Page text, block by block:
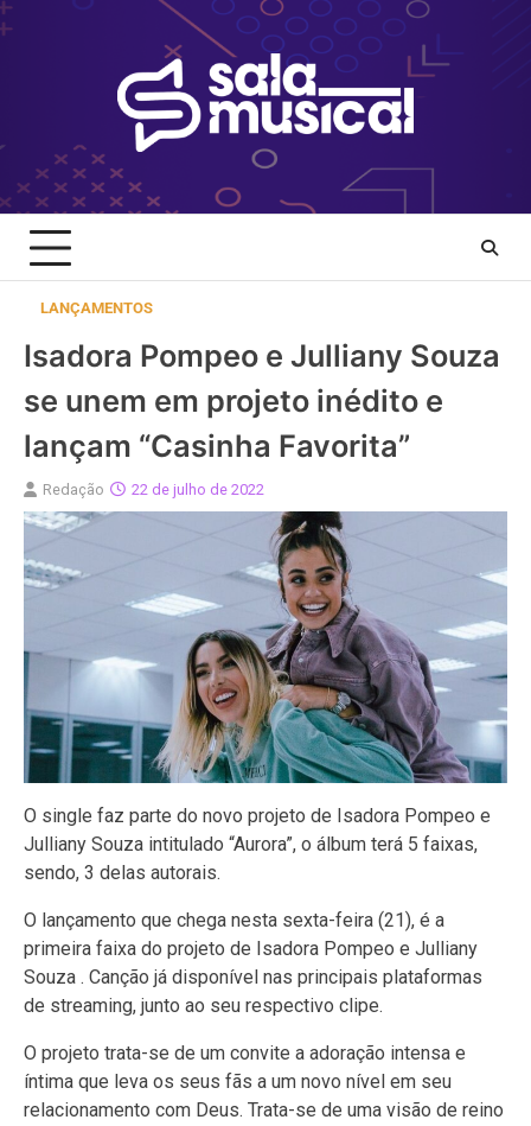
Skip
to
LANÇAMENTOS
Isadora Pompeo e Julliany Souza
se unem em projeto inédito e
lançam “Casinha Favorita”
Redação 22 de julho de 2022
O single faz parte do novo projeto de Isadora Pompeo e
Julliany Souza intitulado “Aurora”, o álbum terá 5 faixas,
sendo, 3 delas autorais.
O lançamento que chega nesta sexta-feira (21), é a
primeira faixa do projeto de Isadora Pompeo e Julliany
Souza . Canção já disponível nas principais plataformas
de streaming, junto ao seu respectivo clipe.
O projeto trata-se de um convite a adoração intensa e
íntima que leva os seus fãs a um novo nível em seu
relacionamento com Deus. Trata-se de uma visão de reino